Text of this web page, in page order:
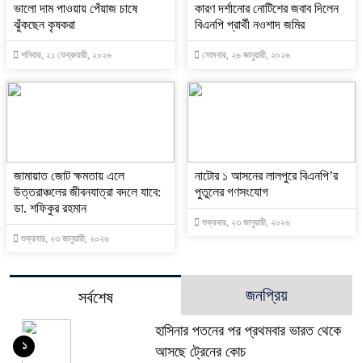
ভালো দাম পাওয়ায় পেঁয়াজ চাষে
ঝুঁকছেন কৃষকরা
শনিবার, ২১ ফেব্রুয়ারী, ২০২৬
কারণ দর্শানোর নোটিশের জবাব দিলেন
বিএনপি প্রার্থী নওশাদ জমির
সোমবার, ২৬ জানুয়ারী, ২০২৬
জামায়াত জোট ক্ষমতায় এলে
উত্তরাঞ্চলের জীবনযাত্রা বদলে যাবে:
ডা. শফিকুর রহমান
শুক্রবার, ২৩ জানুয়ারী, ২০২৬
নাটোর ১ আসনের লালপুরে বিএনপি’র
পুতুলের গণসংযোগ
শুক্রবার, ২৩ জানুয়ারী, ২০২৬
সর্বশেষ জনপ্রিয়
হাসিনার পতনের পর প্রথমবার ভারত থেকে
আসছে ট্রেনের কোচ
১